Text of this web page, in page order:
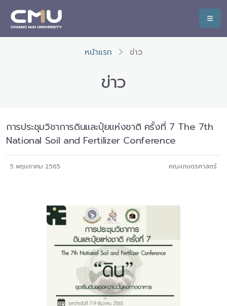
หน้าแรก ข่าว
ข่าว
การประชุมวิชาการดินและปุ๋ยแห่งชาติ ครั้งที่ 7 The 7th
National Soil and Fertilizer Conference
5 พฤษภาคม 2565 คณะเกษตรศาสตร์